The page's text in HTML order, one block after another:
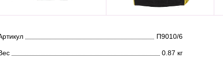
П9010/6
0.87 кг